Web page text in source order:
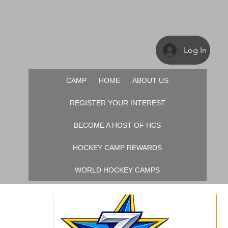
Log In
CAMP HOME ABOUT US
REGISTER YOUR INTEREST
BECOME A HOST OF HCS
HOCKEY CAMP REWARDS
WORLD HOCKEY CAMPS